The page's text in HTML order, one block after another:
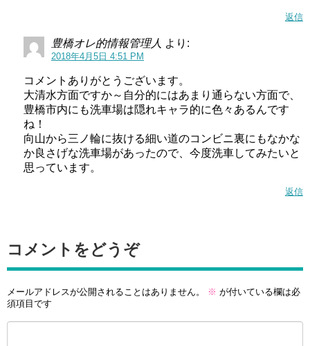
返信
豊橋オレ的情報管理人 より:
2018年4月5日 4:51 PM
コメントありがとうございます。
大清水方面ですか～自分的にはあまり通らない方面で、
豊橋市内にも洗車場は隠れキャラ的に色々あるんです
ね！
向山から三ノ輪に抜ける細い道のコンビニ裏にもなかな
か良さげな洗車場があったので、今度洗車してみたいと
思っています。
返信
コメントをどうぞ
メールアドレスが公開されることはありません。 ※ が付いている欄は必
須項目です